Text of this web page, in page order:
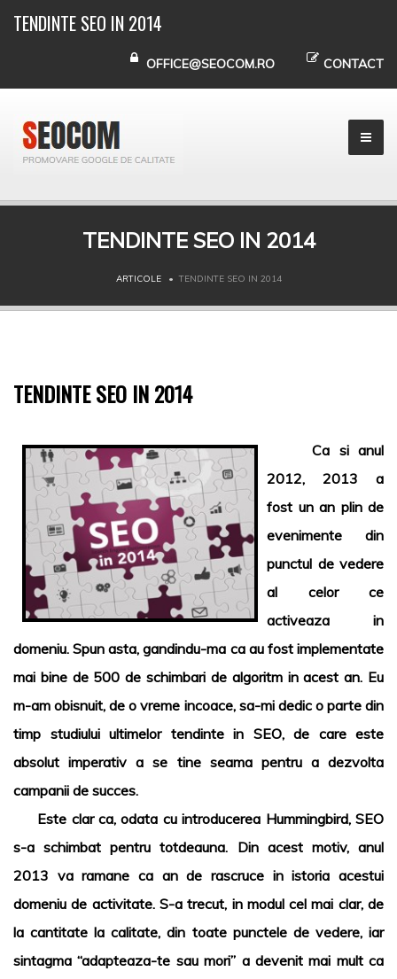
TENDINTE SEO IN 2014
OFFICE@SEOCOM.RO CONTACT
TENDINTE SEO IN 2014
ARTICOLE TENDINTE SEO IN 2014
TENDINTE SEO IN 2014
Ca si anul
2012, 2013 a
fost un an plin de
evenimente din
punctul de vedere
al celor ce
activeaza in
domeniu. Spun asta, gandindu-ma ca au fost implementate
mai bine de 500 de schimbari de algoritm in acest an. Eu
m-am obisnuit, de o vreme incoace, sa-mi dedic o parte din
timp studiului ultimelor tendinte in SEO, de care este
absolut imperativ a se tine seama pentru a dezvolta
campanii de succes.
Este clar ca, odata cu introducerea Hummingbird, SEO
s-a schimbat pentru totdeauna. Din acest motiv, anul
2013 va ramane ca an de rascruce in istoria acestui
domeniu de activitate. S-a trecut, in modul cel mai clar, de
la cantitate la calitate, din toate punctele de vedere, iar
sintagma “adapteaza-te sau mori” a devenit mai mult ca